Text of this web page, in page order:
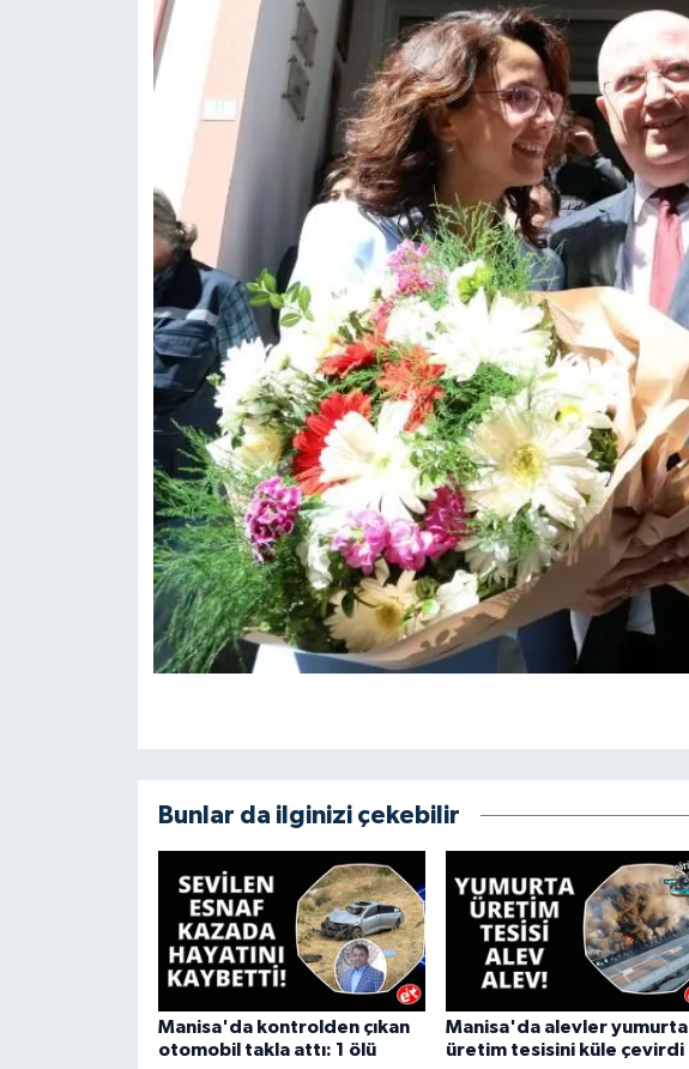
Bunlar da ilginizi çekebilir
Manisa'da kontrolden çıkan
otomobil takla attı: 1 ölü
Manisa'da alevler yumurta
üretim tesisini küle çevirdi